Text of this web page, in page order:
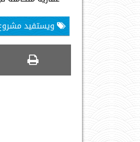
ويستفيد